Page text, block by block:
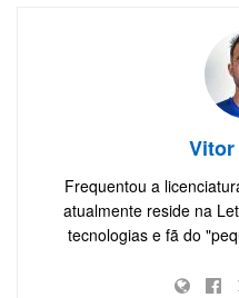
Vitor
Frequentou a
atualmente reside na
tecnologias e fã do